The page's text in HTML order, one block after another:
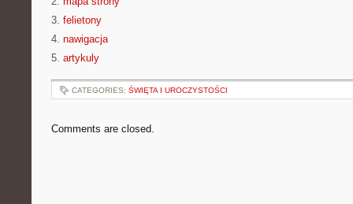
3. felietony
4. nawigacja
5. artykuly
CATEGORIES: ŚWIĘTA I UROCZYSTOŚCI
Comments are closed.